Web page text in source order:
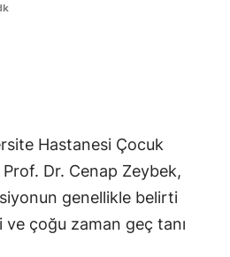
Hastanesi Çocuk
Dr. Cenap Zeybek,
genellikle belirti
çoğu zaman geç tanı